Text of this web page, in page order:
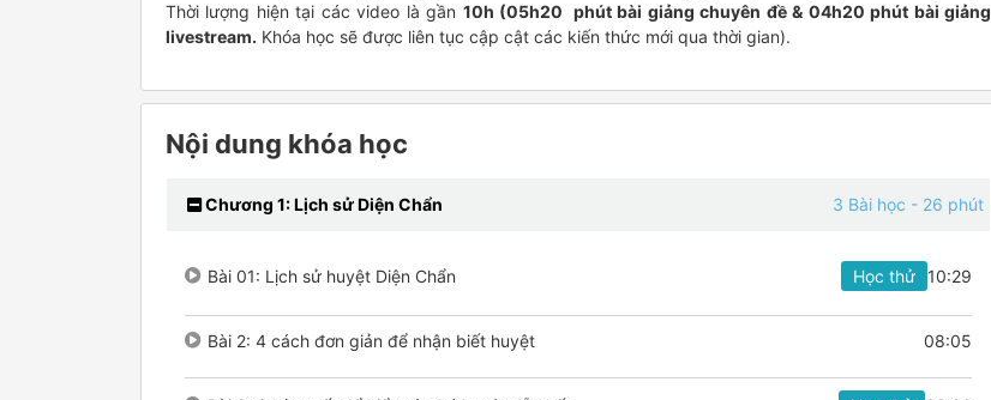
Thời lượng hiện tại các video là gần 10h (05h20 phút bài giảng chuyên đề & 04h20 phút bài giảng
livestream. Khóa học sẽ được liên tục cập cật các kiến thức mới qua thời gian).
Nội dung khóa học
Chương 1: Lịch sử Diện Chẩn 3 Bài học - 26 phút
Bài 01: Lịch sử huyệt Diện Chẩn Học thử 10:29
Bài 2: 4 cách đơn giản để nhận biết huyệt 08:05